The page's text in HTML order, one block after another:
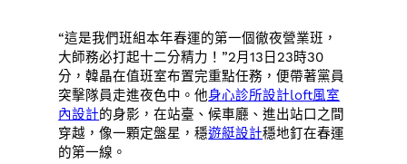
“這是我們班組本年春運的第一個徹夜營業班，
大師務必打起十二分精力！”2月13日23時30
分，韓晶在值班室布置完重點任務，便帶著黨員
突擊隊員走進夜色中。他身心診所設計loft風室
內設計的身影，在站臺、候車廳、進出站口之間
穿越，像一顆定盤星，穩遊艇設計穩地釘在春運
的第一線。